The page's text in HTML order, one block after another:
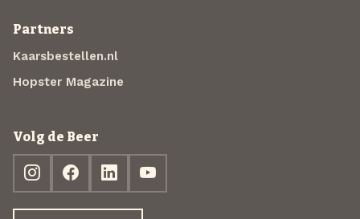
Partners
Kaarsbestellen.nl
Hopster Magazine
Volg de Beer